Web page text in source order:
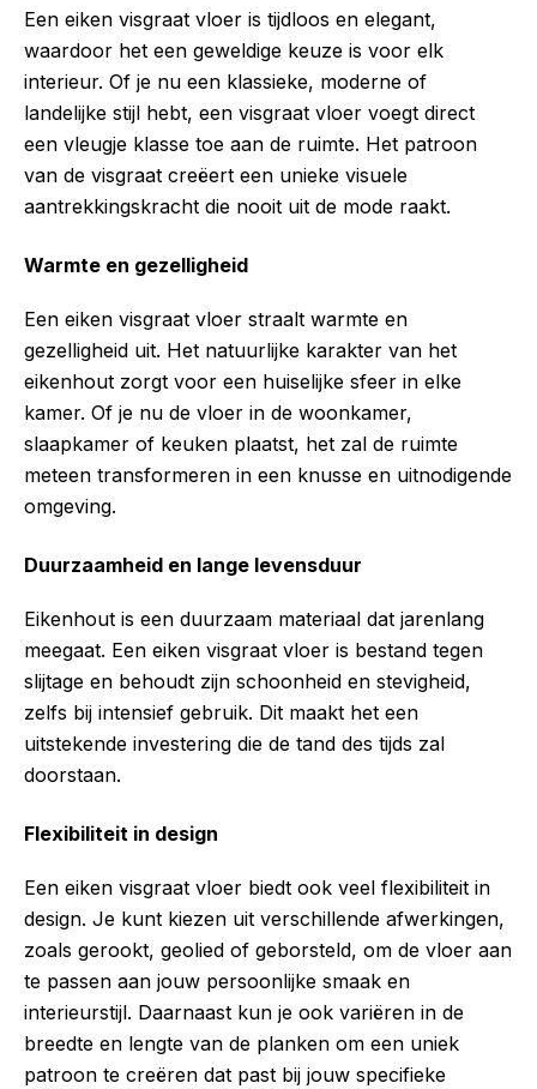
Een eiken visgraat vloer is tijdloos en elegant,
waardoor het een geweldige keuze is voor elk
interieur. Of je nu een klassieke, moderne of
landelijke stijl hebt, een visgraat vloer voegt direct
een vleugje klasse toe aan de ruimte. Het patroon
van de visgraat creëert een unieke visuele
aantrekkingskracht die nooit uit de mode raakt.
Warmte en gezelligheid
Een eiken visgraat vloer straalt warmte en
gezelligheid uit. Het natuurlijke karakter van het
eikenhout zorgt voor een huiselijke sfeer in elke
kamer. Of je nu de vloer in de woonkamer,
slaapkamer of keuken plaatst, het zal de ruimte
meteen transformeren in een knusse en uitnodigende
omgeving.
Duurzaamheid en lange levensduur
Eikenhout is een duurzaam materiaal dat jarenlang
meegaat. Een eiken visgraat vloer is bestand tegen
slijtage en behoudt zijn schoonheid en stevigheid,
zelfs bij intensief gebruik. Dit maakt het een
uitstekende investering die de tand des tijds zal
doorstaan.
Flexibiliteit in design
Een eiken visgraat vloer biedt ook veel flexibiliteit in
design. Je kunt kiezen uit verschillende afwerkingen,
zoals gerookt, geolied of geborsteld, om de vloer aan
te passen aan jouw persoonlijke smaak en
interieurstijl. Daarnaast kun je ook variëren in de
breedte en lengte van de planken om een uniek
patroon te creëren dat past bij jouw specifieke